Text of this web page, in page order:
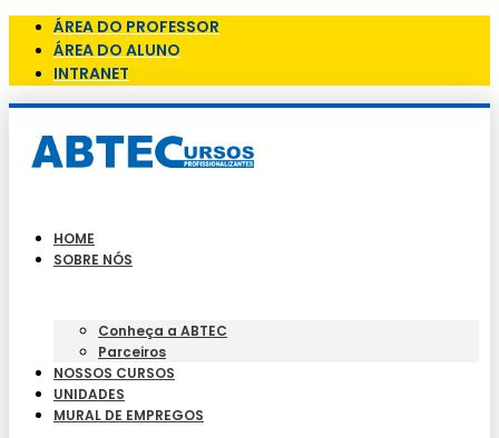
ÁREA DO PROFESSOR
ÁREA DO ALUNO
INTRANET
HOME
SOBRE NÓS
Conheça a ABTEC
Parceiros
NOSSOS CURSOS
UNIDADES
MURAL DE EMPREGOS